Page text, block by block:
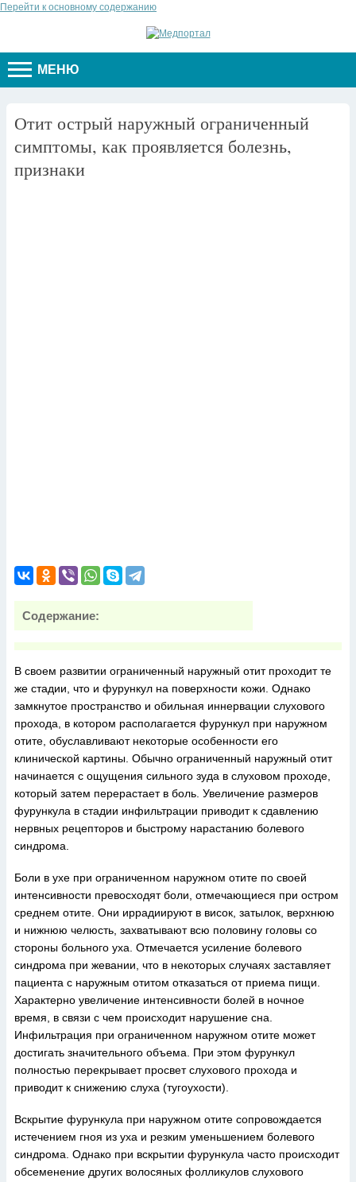
Перейти к основному содержанию
МЕНЮ
Отит острый наружный ограниченный
симптомы, как проявляется болезнь,
признаки
Содержание:
В своем развитии ограниченный наружный отит проходит те
же стадии, что и фурункул на поверхности кожи. Однако
замкнутое пространство и обильная иннервации слухового
прохода, в котором располагается фурункул при наружном
отите, обуславливают некоторые особенности его
клинической картины. Обычно ограниченный наружный отит
начинается с ощущения сильного зуда в слуховом проходе,
который затем перерастает в боль. Увеличение размеров
фурункула в стадии инфильтрации приводит к сдавлению
нервных рецепторов и быстрому нарастанию болевого
синдрома.
Боли в ухе при ограниченном наружном отите по своей
интенсивности превосходят боли, отмечающиеся при остром
среднем отите. Они иррадиируют в висок, затылок, верхнюю
и нижнюю челюсть, захватывают всю половину головы со
стороны больного уха. Отмечается усиление болевого
синдрома при жевании, что в некоторых случаях заставляет
пациента с наружным отитом отказаться от приема пищи.
Характерно увеличение интенсивности болей в ночное
время, в связи с чем происходит нарушение сна.
Инфильтрация при ограниченном наружном отите может
достигать значительного объема. При этом фурункул
полностью перекрывает просвет слухового прохода и
приводит к снижению слуха (тугоухости).
Вскрытие фурункула при наружном отите сопровождается
истечением гноя из уха и резким уменьшением болевого
синдрома. Однако при вскрытии фурункула часто происходит
обсеменение других волосяных фолликулов слухового